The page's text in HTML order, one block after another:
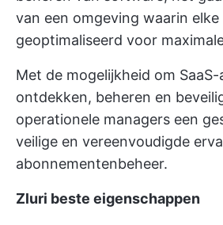
van een omgeving waarin
geoptimaliseerd voor
Met de mogelijkheid om
ontdekken, beheren en
operationele managers een
veilige en vereenvoudigde
abonnementenbeheer.
Zluri beste eigenschappen